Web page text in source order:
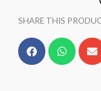
SHARE THIS